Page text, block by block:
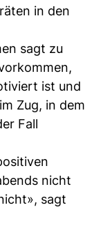
in den
sagt zu
ist und
Zug, in dem
Fall
nicht
sagt